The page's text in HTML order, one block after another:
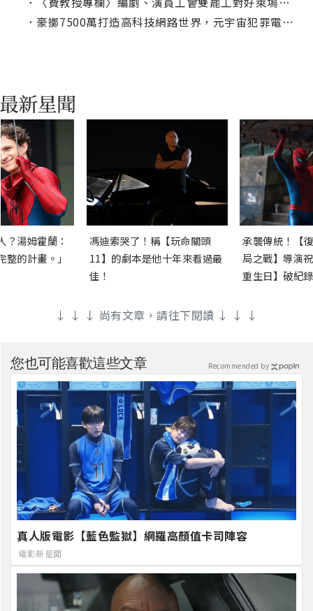
． 豪擲7500萬打造高科技網路世界，元宇宙犯罪電影【斷網】三大影帝飆演技
？湯姆霍蘭：
的計畫。」
馮迪索哭了！稱【玩命關頭
11】的劇本是他十年來看過最
佳！
承襲傳統！【
局之戰】導演
重生日】破紀
↓ ↓ ↓ 尚有文章，請往下閱讀 ↓ ↓ ↓
您也可能喜歡這些文章
真人版電影【藍色監獄】網羅高顏值卡司陣容
電影新星聞
Recommended by